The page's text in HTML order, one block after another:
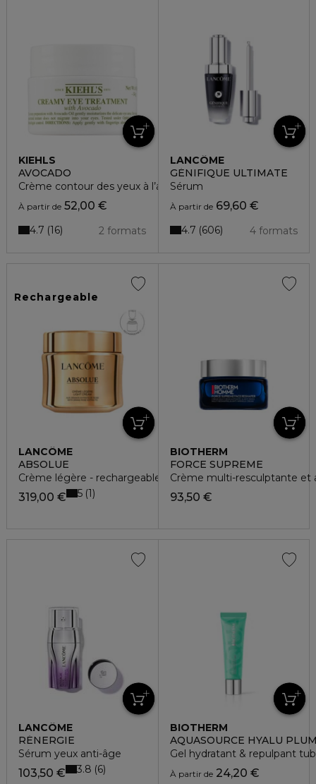
KIEHLS
AVOCADO
Crème contour des yeux à l’avocat
À partir de 52,00 €
2 formats
4.7 16
LANCÔME
GÉNIFIQUE ULTIMATE
Sérum
À partir de69,60 €
4 formats
4.7 606
Rechargeable
LANCÔME
ABSOLUE
Crème légère - rechargeable
319,00 € 5 1
BIOTHERM
FORCE SUPREME
Crème multi-resculptante et
93,50 €
LANCÔME
RÉNERGIE
Sérum yeux anti-âge
103,50 € 3.8 6
BIOTHERM
AQUASOURCE HYALU
Gel hydratant & repulpant
À partir de24,20 €